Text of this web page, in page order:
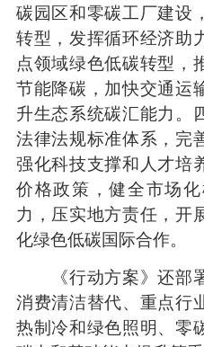
碳园区和零碳工厂建设
转型，发挥循环经济助
点领域绿色低碳转型，
节能降碳，加快交通运
升生态系统碳汇能力。
法律法规标准体系，完
强化科技支撑和人才培
价格政策，健全市场
力，压实地方责任，开
化绿色低碳国际合作。
《行动方案》还部
消费清洁替代、重点行
热制冷和绿色照明、零